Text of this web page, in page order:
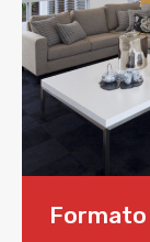
Formato